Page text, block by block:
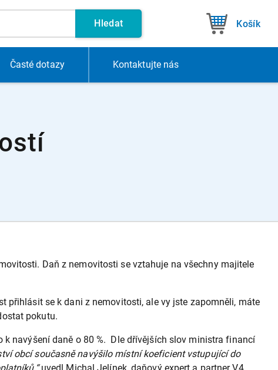
Hledat Košík
Časté dotazy Kontaktujte nás
Daň z nemovitosti se vztahuje na všechny majitele
přihlásit se k dani z nemovitosti, ale vy jste zapomněli, máte
pokutu.
navýšení daně o 80 %. Dle dřívějších slov ministra financí
obcí současně navýšilo místní koeficient vstupující do